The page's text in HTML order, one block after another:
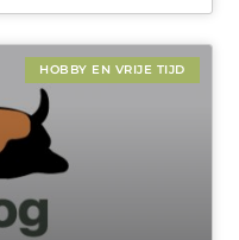
HOBBY EN VRIJE TIJD